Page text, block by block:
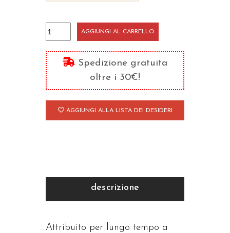
Commento
al
Primo
Libro
dei
Re/3
quantità
AGGIUNGI AL CARRELLO
Spedizione gratuita
oltre i 30€!
AGGIUNGI ALLA LISTA DEI DESIDERI
descrizione
Attribuito per lungo tempo a